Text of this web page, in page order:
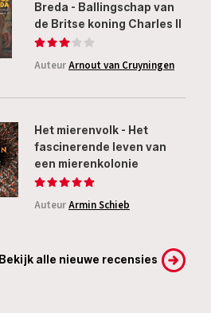
Breda - Ballingschap van
de Britse koning Charles II
AuteurArnout van Cruyningen
Het mierenvolk - Het
fascinerende leven van
een mierenkolonie
AuteurArmin Schieb
Bekijk alle nieuwe recensies